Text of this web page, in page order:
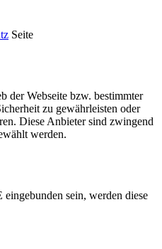
Seite
der Webseite bzw. bestimmter
zu gewährleisten oder
Diese Anbieter sind zwingend
werden.
sein, werden diese